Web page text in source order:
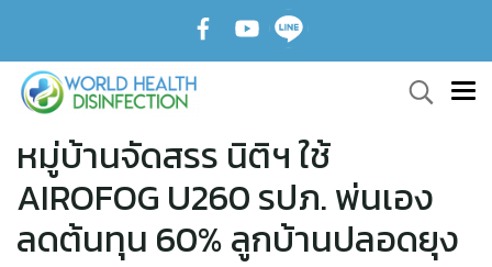
หมู่บ้านจัดสรร นิติฯ ใช้
AIROFOG U260 รปภ. พ่นเอง
ลดต้นทุน 60% ลูกบ้านปลอดยุง